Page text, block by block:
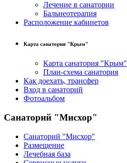
Лечение в санатории
Бальнеотерапия
Расположение кабинетов
Карта санатория "Крым"
Карта санатория "Крым"
План-схема санатория
Как доехать, трансфер
Вход в санаторий
Фотоальбом
Санаторий "Мисхор"
Санаторий "Мисхор"
Размещение
Лечебная база